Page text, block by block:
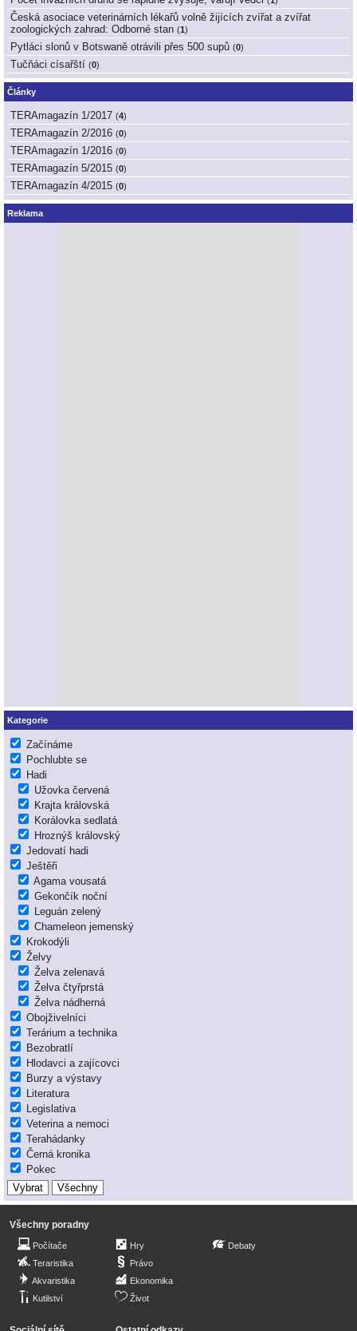
Česká asociace veterinárních lékařů volně žijících zvířat a zvířat
zoologických zahrad: Odborné stan (1)
Pytláci slonů v Botswaně otrávili přes 500 supů (0)
Tučňáci císařští (0)
Články
TERAmagazín 1/2017 (4)
TERAmagazín 2/2016 (0)
TERAmagazín 1/2016 (0)
TERAmagazín 5/2015 (0)
TERAmagazín 4/2015 (0)
Reklama
Kategorie
Začínáme
Pochlubte se
Hadi
Užovka červená
Krajta královská
Korálovka sedlatá
Hroznýš královský
Jedovatí hadi
Ještěři
Agama vousatá
Gekončík noční
Leguán zelený
Chameleon jemenský
Krokodýli
Želvy
Želva zelenavá
Želva čtyřprstá
Želva nádherná
Obojživelníci
Terárium a technika
Bezobratlí
Hlodavci a zajícovci
Burzy a výstavy
Literatura
Legislativa
Veterina a nemoci
Terahádanky
Černá kronika
Pokec
Všechny poradny
Počítače
Teraristika
Akvaristika
Kutilství
Hry
Právo
Ekonomika
Život
Debaty